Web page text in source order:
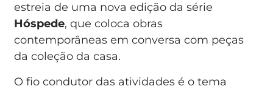
estreia de uma nova edição da série
Hóspede, que coloca obras
contemporâneas em conversa com peças
da coleção da casa.
O fio condutor das atividades é o tema